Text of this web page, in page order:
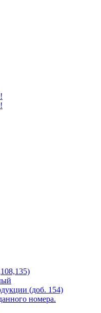
(доб. 154)
номера.